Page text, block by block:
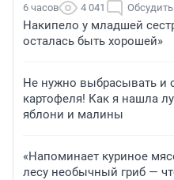
6 часов 4 041 Обсудить
Накипело у младшей
осталась быть хорошей»
Не нужно выбрасывать и
картофеля! Как я нашла
яблони и малины
«Напоминает куриное
лесу необычный гриб —